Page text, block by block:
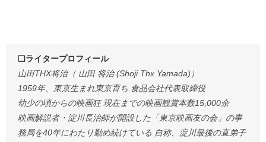
❏ライタープロフィール
山田THX将治（ 山田 将治 (Shoji Thx Yamada)）
1959年、東京生まれ東京育ち 食品会社代表取締役
幼少の頃からの映画狂 現在までの映画観賞本数15,000余
映画解説者・淀川長治師が開設した「東京映画友の会」の事
務局を40年にわたり勤め続けている 自称、淀川最後の直弟子